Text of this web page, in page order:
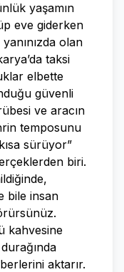
yaşamın
eve giderken
olan
taksi
elbette
güvenli
ve aracın
temposunu
sürüyor”
biri.
bile insan
kahvesine
aktarır.